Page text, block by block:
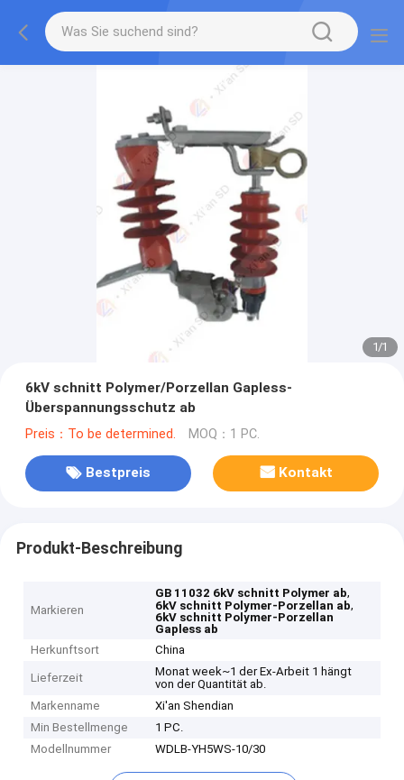
1/1
6kV schnitt Polymer/Porzellan Gapless-
Überspannungsschutz ab
Preis：To be determined. MOQ：1 PC.
Bestpreis Kontakt
Produkt-Beschreibung
Markieren
GB 11032 6kV schnitt Polymer ab,
6kV schnitt Polymer-Porzellan ab,
6kV schnitt Polymer-Porzellan
Gapless ab
Herkunftsort
China
Lieferzeit
Monat week~1 der Ex-Arbeit 1 hängt
von der Quantität ab.
Markenname
Xi'an Shendian
Min Bestellmenge
1 PC.
Modellnummer
WDLB-YH5WS-10/30